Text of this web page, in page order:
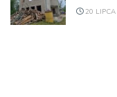
20